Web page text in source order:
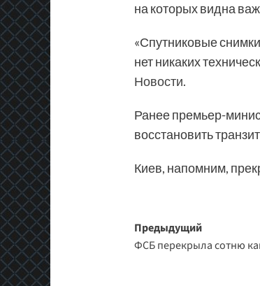
на которых видна
«Спутниковые
нет никаких
Новости.
Ранее премьер-
восстановить
Киев, напомним,
Навигация
записи
Предыдущий
ФСБ перекрыла сотню